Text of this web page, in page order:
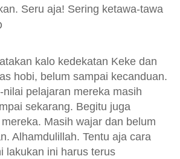
Seru aja! Sering ketawa-tawa
kalo kedekatan Keke dan
hobi, belum sampai kecanduan.
nilai pelajaran mereka masih
sekarang. Begitu juga
Masih wajar dan belum
Alhamdulillah. Tentu aja cara
lakukan ini harus terus